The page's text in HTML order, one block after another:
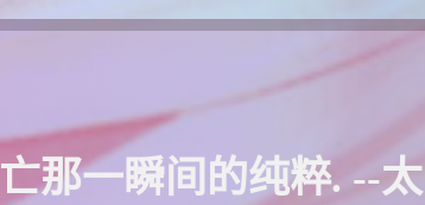
那一瞬间的纯粹. --太